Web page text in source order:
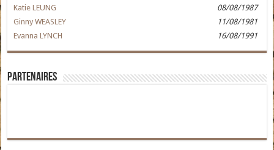
Katie LEUNG
08/08/1987
Ginny WEASLEY
11/08/1981
Evanna LYNCH
16/08/1991
Partenaires